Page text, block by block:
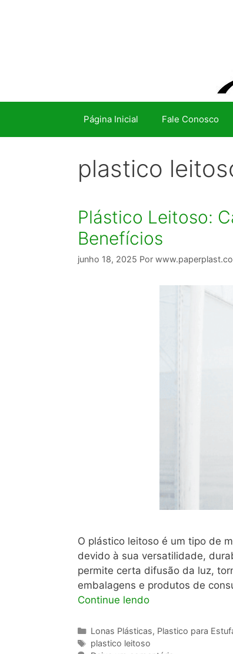
Página Inicial Fale Conosco
plastico
Plástico Leitoso:
Benefícios
junho 18, 2025 Por
O plástico leitoso é um tipo de
devido à sua versatilidade,
permite certa difusão da luz,
embalagens e produtos de
Continue lendo
Categorias
Lonas Plásticas, Plastico para
Tags
plastico leitoso